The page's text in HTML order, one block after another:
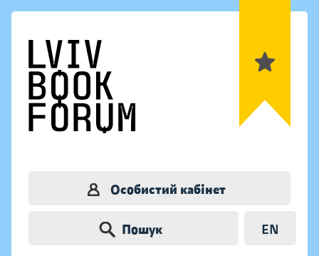
Особистий кабінет
Пошук EN